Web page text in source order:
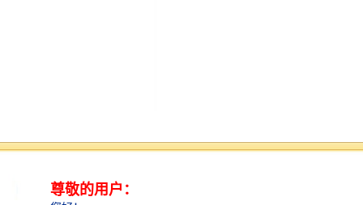
接近开关标准选型有哪些要点?
近开关。光电接近开关工作时对被测对象几乎无影响。